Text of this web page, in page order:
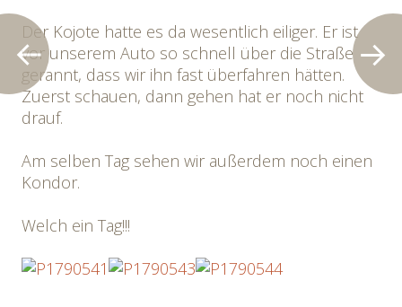
Der Kojote hatte es da wesentlich eiliger. Er ist
vor unserem Auto so schnell über die Straße
gerannt, dass wir ihn fast überfahren hätten.
Zuerst schauen, dann gehen hat er noch nicht
drauf.
Am selben Tag sehen wir außerdem noch einen
Kondor.
Welch ein Tag!!!